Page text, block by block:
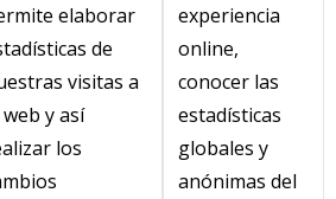
elaborar
de
visitas a
web y así
los
experiencia
online,
conocer las
estadísticas
globales y
anónimas del